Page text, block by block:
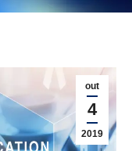
out
4
2019